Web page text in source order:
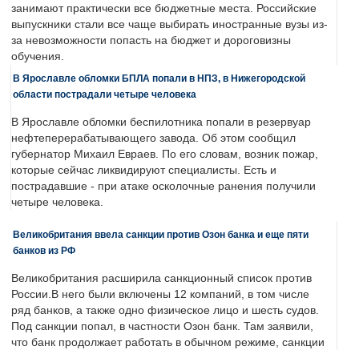
занимают практически все бюджетные места. Российские
выпускники стали все чаще выбирать иностранные вузы из-
за невозможности попасть на бюджет и дороговизны
обучения.
В Ярославле обломки БПЛА попали в НПЗ, в Нижегородской
области пострадали четыре человека
В Ярославле обломки беспилотника попали в резервуар
нефтеперерабатывающего завода. Об этом сообщил
губернатор Михаил Евраев. По его словам, возник пожар,
которые сейчас ликвидируют специалисты. Есть и
пострадавшие - при атаке осколочные ранения получили
четыре человека.
Великобритания ввела санкции против Озон банка и еще пяти
банков из РФ
Великобритания расширила санкционный список против
России.В него были включены 12 компаний, в том числе
ряд банков, а также одно физическое лицо и шесть судов.
Под санкции попал, в частности Озон банк. Там заявили,
что банк продолжает работать в обычном режиме, санкции